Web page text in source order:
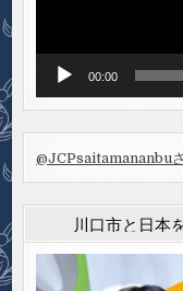
00:00
@JCPsaitamananbu
川口市と日本